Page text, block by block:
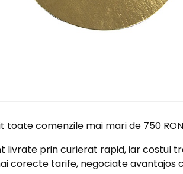
comenzile mai mari de 750
livrate prin curierat rapid, iar
corecte tarife, negociate avantajos